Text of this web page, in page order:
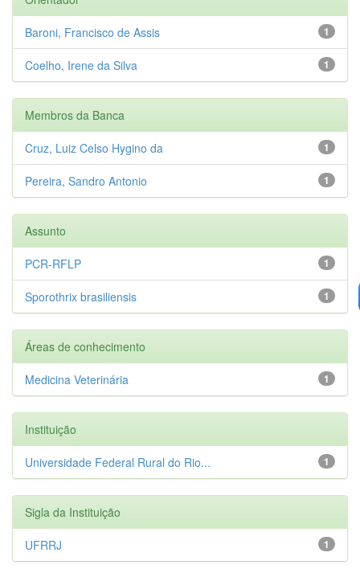
1
Baroni, Francisco de Assis
1
Coelho, Irene da Silva
Membros da Banca
1
Cruz, Luiz Celso Hygino da
1
Pereira, Sandro Antonio
Assunto
1
PCR-RFLP
1
Sporothrix brasiliensis
Áreas de conhecimento
1
Medicina Veterinária
Instituição
1
Universidade Federal Rural do Rio...
Sigla da Instituição
1
UFRRJ